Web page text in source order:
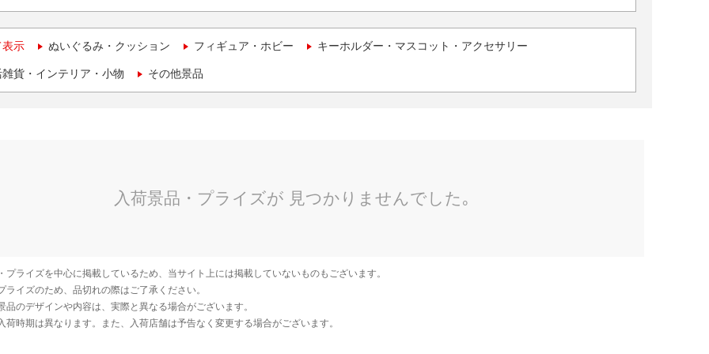
表示 ぬいぐるみ・クッション フィギュア・ホビー キーホルダー・マスコット・アクセサリー
貨・インテリア・小物 その他景品